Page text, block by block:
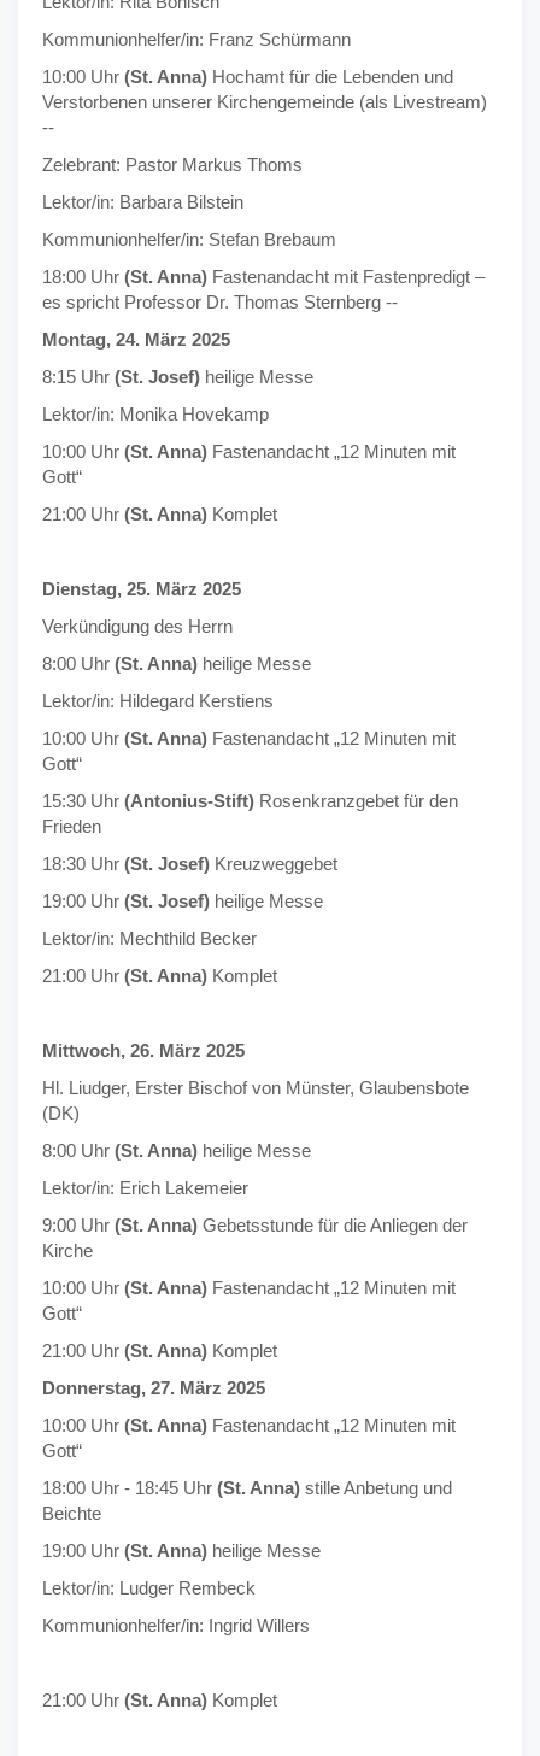
Kommunionhelfer/in: Franz Schürmann
10:00 Uhr (St. Anna) Hochamt für die Lebenden und
Verstorbenen unserer Kirchengemeinde (als Livestream)
--
Zelebrant: Pastor Markus Thoms
Lektor/in: Barbara Bilstein
Kommunionhelfer/in: Stefan Brebaum
18:00 Uhr (St. Anna) Fastenandacht mit Fastenpredigt –
es spricht Professor Dr. Thomas Sternberg --
Montag, 24. März 2025
8:15 Uhr (St. Josef) heilige Messe
Lektor/in: Monika Hovekamp
10:00 Uhr (St. Anna) Fastenandacht „12 Minuten mit
Gott“
21:00 Uhr (St. Anna) Komplet
Dienstag, 25. März 2025
Verkündigung des Herrn
8:00 Uhr (St. Anna) heilige Messe
Lektor/in: Hildegard Kerstiens
10:00 Uhr (St. Anna) Fastenandacht „12 Minuten mit
Gott“
15:30 Uhr (Antonius-Stift) Rosenkranzgebet für den
Frieden
18:30 Uhr (St. Josef) Kreuzweggebet
19:00 Uhr (St. Josef) heilige Messe
Lektor/in: Mechthild Becker
21:00 Uhr (St. Anna) Komplet
Mittwoch, 26. März 2025
Hl. Liudger, Erster Bischof von Münster, Glaubensbote
(DK)
8:00 Uhr (St. Anna) heilige Messe
Lektor/in: Erich Lakemeier
9:00 Uhr (St. Anna) Gebetsstunde für die Anliegen der
Kirche
10:00 Uhr (St. Anna) Fastenandacht „12 Minuten mit
Gott“
21:00 Uhr (St. Anna) Komplet
Donnerstag, 27. März 2025
10:00 Uhr (St. Anna) Fastenandacht „12 Minuten mit
Gott“
18:00 Uhr - 18:45 Uhr (St. Anna) stille Anbetung und
Beichte
19:00 Uhr (St. Anna) heilige Messe
Lektor/in: Ludger Rembeck
Kommunionhelfer/in: Ingrid Willers
21:00 Uhr (St. Anna) Komplet